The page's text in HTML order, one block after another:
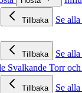
Tillbaka
Se
Tillbaka
Se
Svalkande Torr
Tillbaka
Se